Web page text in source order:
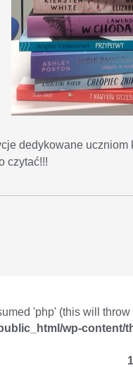
dedykowane
czytać!!!
'php' (this will
wp-content/